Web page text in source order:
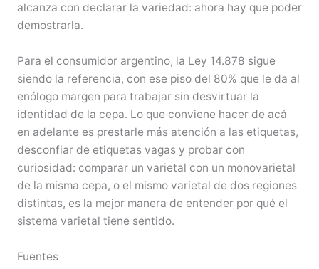
alcanza con declarar la variedad: ahora hay que poder
demostrarla.
Para el consumidor argentino, la Ley 14.878 sigue
siendo la referencia, con ese piso del 80% que le da al
enólogo margen para trabajar sin desvirtuar la
identidad de la cepa. Lo que conviene hacer de acá
en adelante es prestarle más atención a las etiquetas,
desconfiar de etiquetas vagas y probar con
curiosidad: comparar un varietal con un monovarietal
de la misma cepa, o el mismo varietal de dos regiones
distintas, es la mejor manera de entender por qué el
sistema varietal tiene sentido.
Fuentes